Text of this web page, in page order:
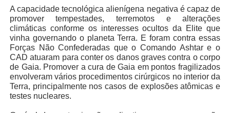
A capacidade tecnológica alienígena negativa é capaz de
promover tempestades, terremotos e alterações
climáticas conforme os interesses ocultos da Elite que
vinha governando o planeta Terra. E foram contra essas
Forças Não Confederadas que o Comando Ashtar e o
CAD atuaram para conter os danos graves contra o corpo
de Gaia. Promover a cura de Gaia em pontos fragilizados
envolveram vários procedimentos cirúrgicos no interior da
Terra, principalmente nos casos de explosões atômicas e
testes nucleares.